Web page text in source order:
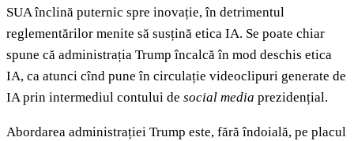
SUA înclină puternic spre inovație, în detrimentul
reglementărilor menite să susțină etica IA. Se poate chiar
spune că administrația Trump încalcă în mod deschis etica
IA, ca atunci cînd pune în circulație videoclipuri generate de
IA prin intermediul contului de social media prezidențial.
Abordarea administrației Trump este, fără îndoială, pe placul